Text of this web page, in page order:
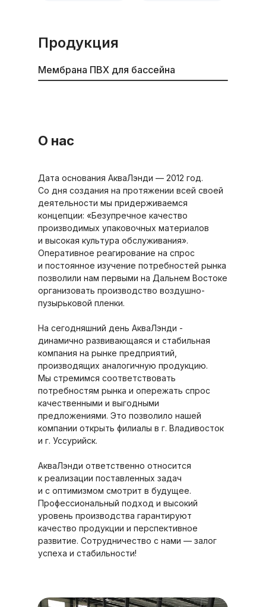
Продукция
Мембрана ПВХ для бассейна
Дата основания АкваЛэнди — 2012 год.
Со дня создания на протяжении всей своей
деятельности мы придерживаемся
концепции: «Безупречное качество
производимых упаковочных материалов
и высокая культура обслуживания».
Оперативное реагирование на спрос
и постоянное изучение потребностей рынка
позволили нам первыми на Дальнем Востоке
организовать производство воздушно-
пузырьковой пленки.
На сегодняшний день АкваЛэнди -
динамично развивающаяся и стабильная
компания на рынке предприятий,
производящих аналогичную продукцию.
Мы стремимся соответствовать
потребностям рынка и опережать спрос
качественными и выгодными
предложениями. Это позволило нашей
компании открыть филиалы в г. Владивосток
и г. Уссурийск.
АкваЛэнди ответственно относится
к реализации поставленных задач
и с оптимизмом смотрит в будущее.
Профессиональный подход и высокий
уровень производства гарантируют
качество продукции и перспективное
развитие. Сотрудничество с нами — залог
успеха и стабильности!
О нас